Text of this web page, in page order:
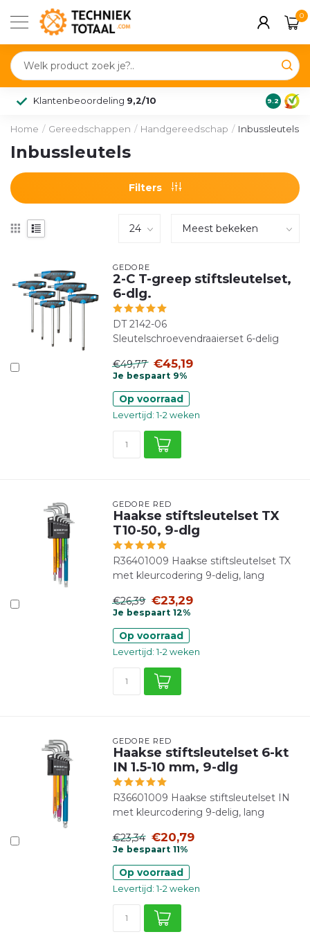
0
Klantenbeoordeling 9,2/10 9.2
Home / Gereedschappen / Handgereedschap / Inbussleutels
Inbussleutels
Filters
GEDORE
2-C T-greep stiftsleutelset,
6-dlg.
DT 2142-06
Sleutelschroevendraaierset 6-delig
€49,77 €45,19
Je bespaart 9%
Op voorraad
Levertijd: 1-2 weken
GEDORE RED
Haakse stiftsleutelset TX
T10-50, 9-dlg
R36401009 Haakse stiftsleutelset TX
met kleurcodering 9-delig, lang
€26,39 €23,29
Je bespaart 12%
Op voorraad
Levertijd: 1-2 weken
GEDORE RED
Haakse stiftsleutelset 6-kt
IN 1.5-10 mm, 9-dlg
R36601009 Haakse stiftsleutelset IN
met kleurcodering 9-delig, lang
€23,34 €20,79
Je bespaart 11%
Op voorraad
Levertijd: 1-2 weken